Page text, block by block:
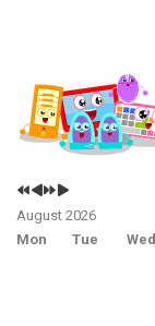
August 2026
Mon
Tue Wed